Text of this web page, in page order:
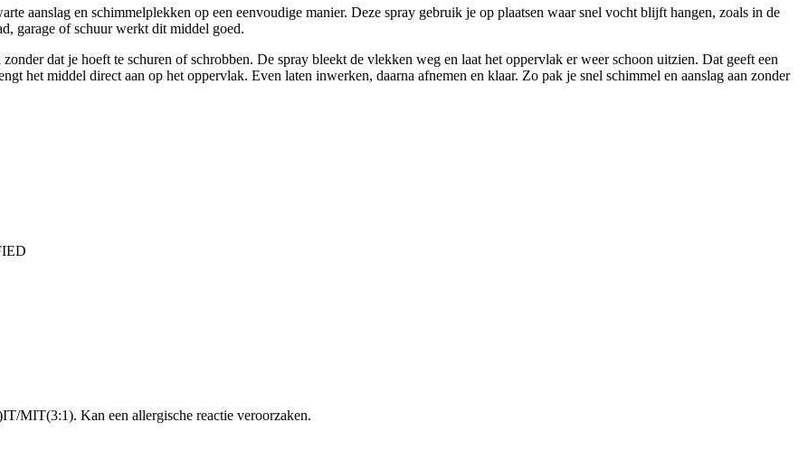
aanslag en schimmelplekken op een eenvoudige manier. Deze spray gebruik je op plaatsen waar snel vocht blijft hangen, zoals in de
garage of schuur werkt dit middel goed.
dat je hoeft te schuren of schrobben. De spray bleekt de vlekken weg en laat het oppervlak er weer schoon uitzien. Dat geeft een
het middel direct aan op het oppervlak. Even laten inwerken, daarna afnemen en klaar. Zo pak je snel schimmel en aanslag aan zonder
MIT(3:1). Kan een allergische reactie veroorzaken.